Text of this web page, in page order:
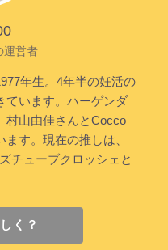
運営者
年生。4年半の妊活の
ています。ハーゲンダ
村山由佳さんとCocco
す。現在の推しは、
チューブクロッシェと
く？